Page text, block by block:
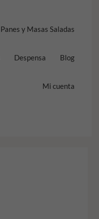
Panes y Masas Saladas
Despensa Blog
Mi cuenta